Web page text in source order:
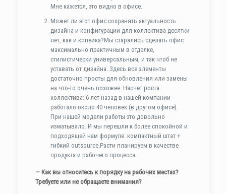
Мне кажется, это видно в офисе.
Может ли этот офис сохранять актуальность
дизайна и конфигурации для коллектива десятки
лет, как и копейка?Мы старались сделать офис
максимально практичным в отделке,
стилистически универсальным, и так чтоб не
уставать от дизайна. Здесь все элементы
достаточно просты для обновления или замены
на что-то очень похожее. Насчет роста
коллектива: 6 лет назад в нашей компании
работало около 40 человек (в другом офисе).
При нашей модели работы это довольно
изматывало. И мы перешли к более спокойной и
подходящей нам формуле: компактный штат +
гибкий outsource.Расти планируем в качестве
продукта и рабочего процесса.
— Как вы относитесь к порядку на рабочих местах?
Требуете или не обращаете внимания?